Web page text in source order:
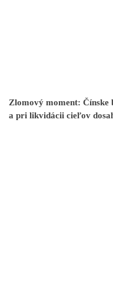
Zlomový moment: Čínske
a pri likvidácii cieľov